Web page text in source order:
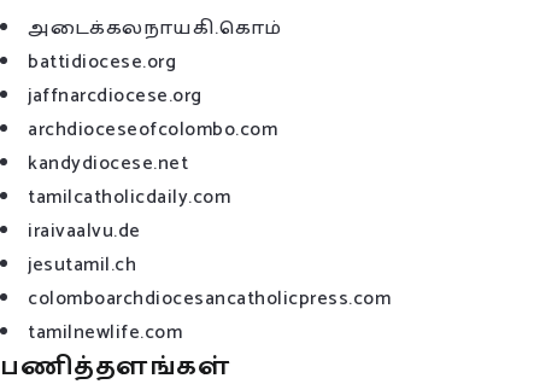
அடைக்கலநாயகி.கொம்
battidiocese.org
jaffnarcdiocese.org
archdioceseofcolombo.com
kandydiocese.net
tamilcatholicdaily.com
iraivaalvu.de
jesutamil.ch
colomboarchdiocesancatholicpress.com
tamilnewlife.com
பணித்தளங்கள்